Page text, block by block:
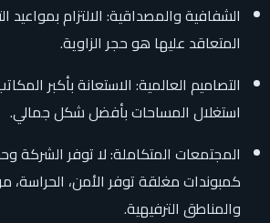
الشفافية والمصداقية: الالتزام بمواعيد
المتعاقد عليها هو حجر الزاوية.
التصاميم العالمية: الاستعانة بأكبر
استغلال المساحات بأفضل شكل جمالي.
المجتمعات المتكاملة: لا توفر الشركة
كمبوندات مغلقة توفر الأمن، الحراسة،
والمناطق الترفيهية.